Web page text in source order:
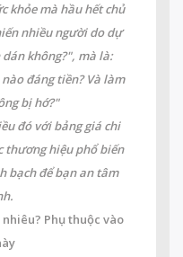
khỏe mà hầu hết chủ
nhiều người do dự
không?", mà là:
đáng tiền? Và làm
bị hớ?"
đó với bảng giá chi
thương hiệu phổ biến
bạch để bạn an tâm
Phụ thuộc vào